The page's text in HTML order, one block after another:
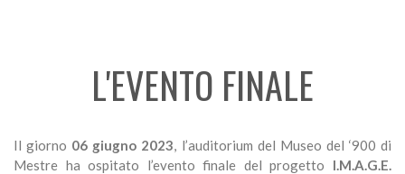
L'EVENTO FINALE
Il giorno 06 giugno 2023 , l’auditorium del Museo del ‘900 di
Mestre ha ospitato l’evento finale del progetto I.M.A.G.E.